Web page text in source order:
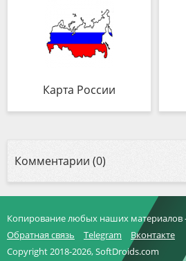
Карта России
Комментарии (0)
Копирование любых наших
Обратная связь
Telegram
Вконтакте
Copyright 2018-2026, SoftDroids.com